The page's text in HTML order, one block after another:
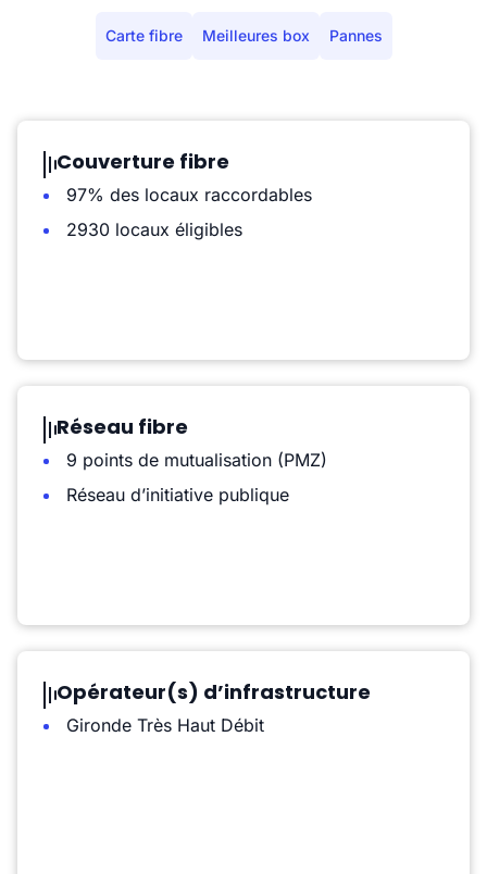
Carte fibre Meilleures box Pannes
Couverture fibre
97% des locaux raccordables
2930 locaux éligibles
Réseau fibre
9 points de mutualisation (PMZ)
Réseau d’initiative publique
Opérateur(s) d’infrastructure
Gironde Très Haut Débit